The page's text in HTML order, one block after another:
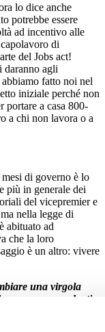
lo dice anche
potrebbe essere
ad incentivo alle
di
del Jobs act!
daranno agli
fatto noi nel
iniziale perché non
portare a casa 800-
a chi non lavora o a
di governo è lo
più in generale dei
del vicepremier e
nella legge di
abituato ad
che la loro
è un altro: vivere
una virgola
senza precedenti e